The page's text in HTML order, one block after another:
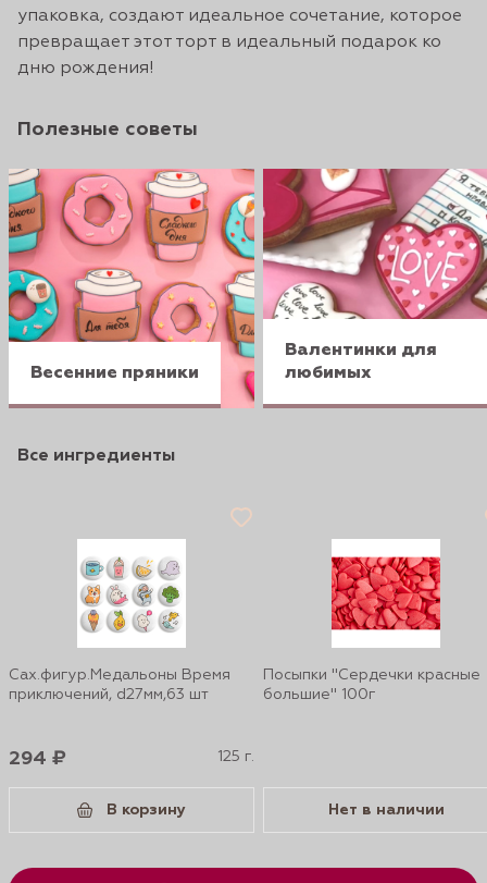
упаковка, создают идеальное сочетание, которое
превращает этот торт в идеальный подарок ко
дню рождения!
Полезные советы
Весенние пряники
Валентинки для
любимых
Все ингредиенты
Сах.фигур.Медальоны Время
приключений, d27мм,63 шт
294 ₽ 125 г.
В корзину
Посыпки "Сердечки красные
большие" 100г
Нет в наличии